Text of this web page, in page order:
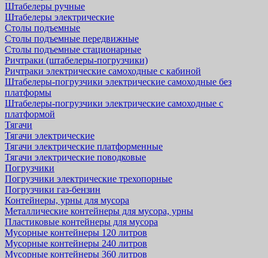
Штабелеры ручные
Штабелеры электрические
Столы подъемные
Столы подъемные передвижные
Столы подъемные стационарные
Ричтраки (штабелеры-погрузчики)
Ричтраки электрические самоходные с кабиной
Штабелеры-погрузчики электрические самоходные без
платформы
Штабелеры-погрузчики электрические самоходные с
платформой
Тягачи
Тягачи электрические
Тягачи электрические платформенные
Тягачи электрические поводковые
Погрузчики
Погрузчики электрические трехопорные
Погрузчики газ-бензин
Контейнеры, урны для мусора
Металлические контейнеры для мусора, урны
Пластиковые контейнеры для мусора
Мусорные контейнеры 120 литров
Мусорные контейнеры 240 литров
Мусорные контейнеры 360 литров